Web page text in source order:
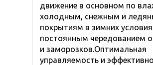
движение в основном по
холодным, снежным и
покрытиям в зимних
постоянным чередованием
и заморозков.Оптимальная
управляемость и эффективно